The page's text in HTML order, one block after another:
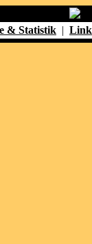
& Statistik |